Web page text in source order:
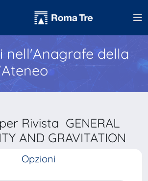
nell'Anagrafe della
Rivista GENERAL
AND GRAVITATION
Opzioni